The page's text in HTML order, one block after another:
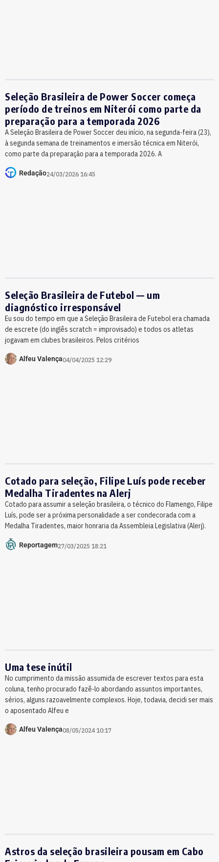
Seleção Brasileira de Power Soccer começa
período de treinos em Niterói como parte da
preparação para a temporada 2026
A Seleção Brasileira de Power Soccer deu início, na segunda-feira (23),
à segunda semana de treinamentos e imersão técnica em Niterói,
como parte da preparação para a temporada 2026. A
Redação24/03/2026 16:45
Seleção Brasileira de Futebol — um
diagnóstico irresponsável
Eu sou do tempo em que a Seleção Brasileira de Futebol era chamada
de escrete (do inglês scratch = improvisado) e todos os atletas
jogavam em clubes brasileiros. Pelos critérios
Alfeu Valença04/04/2025 12:29
Cotado para seleção, Filipe Luís pode receber
Medalha Tiradentes na Alerj
Cotado para assumir a seleção brasileira, o técnico do Flamengo, Filipe
Luís, pode ser a próxima personalidade a ser condecorada com a
Medalha Tiradentes, maior honraria da Assembleia Legislativa (Alerj).
Reportagem27/03/2025 18:21
Uma tese inútil
No cumprimento da missão assumida de escrever textos para esta
coluna, tenho procurado fazê-lo abordando assuntos importantes,
sérios, alguns razoavelmente complexos. Hoje, todavia, decidi ser mais
o aposentado Alfeu e
Alfeu Valença08/05/2024 10:17
Astros da seleção brasileira pousam em Cabo